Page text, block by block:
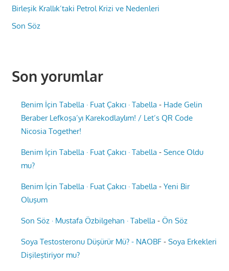
Birleşik Krallık’taki Petrol Krizi ve Nedenleri
Son Söz
Son yorumlar
Benim İçin Tabella · Fuat Çakıcı · Tabella - Hade Gelin
Beraber Lefkoşa’yı Karekodlaylım! / Let’s QR Code
Nicosia Together!
Benim İçin Tabella · Fuat Çakıcı · Tabella -Sence Oldu
mu?
Benim İçin Tabella · Fuat Çakıcı · Tabella -Yeni Bir
Oluşum
Son Söz · Mustafa Özbilgehan · Tabella -Ön Söz
Soya Testosteronu Düşürür Mü? - NAOBF -Soya Erkekleri
Dişileştiriyor mu?